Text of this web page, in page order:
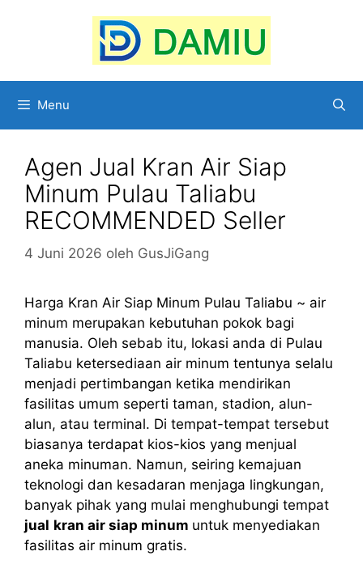
Menu
Agen Jual Kran Air Siap
Minum Pulau Taliabu
RECOMMENDED Seller
4 Juni 2026 oleh GusJiGang
Harga Kran Air Siap Minum Pulau Taliabu ~ air
minum merupakan kebutuhan pokok bagi
manusia. Oleh sebab itu, lokasi anda di Pulau
Taliabu ketersediaan air minum tentunya selalu
menjadi pertimbangan ketika mendirikan
fasilitas umum seperti taman, stadion, alun-
alun, atau terminal. Di tempat-tempat tersebut
biasanya terdapat kios-kios yang menjual
aneka minuman. Namun, seiring kemajuan
teknologi dan kesadaran menjaga lingkungan,
banyak pihak yang mulai menghubungi tempat
jual kran air siap minum untuk menyediakan
fasilitas air minum gratis.